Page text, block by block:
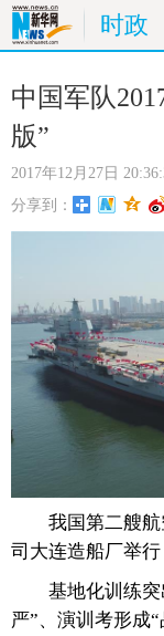
时政
首页
娱乐
时尚
科技
图片
旅游
富媒体
新华电视中文
中国军队
版”
2017年12月27日
分享到：
我国第二艘航
司大连造船厂举行
基地化训练突
严”、演训考形成